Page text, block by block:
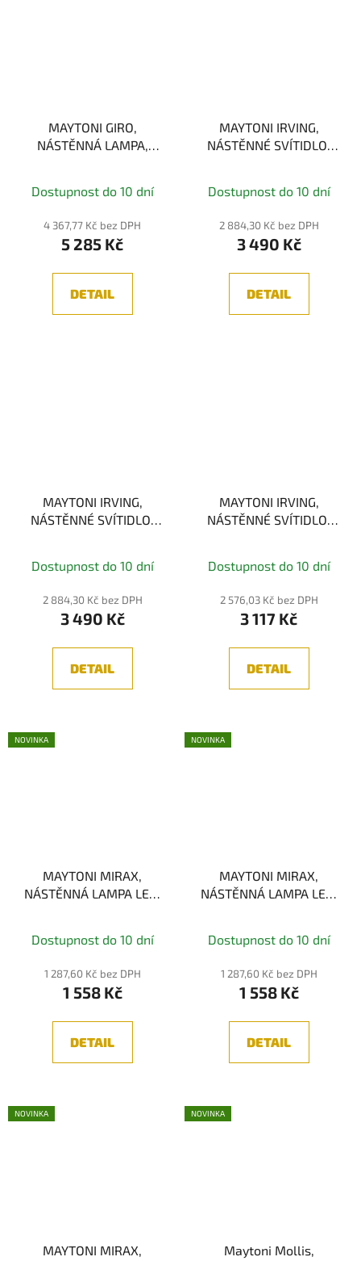
MAYTONI GIRO,
NÁSTĚNNÁ LAMPA,
Dostupnost do 10 dní
4 367,77 Kč bez DPH
5 285 Kč
DETAIL
MAYTONI IRVING,
NÁSTĚNNÉ SVÍTIDLO,
Dostupnost do 10 dní
2 884,30 Kč bez DPH
3 490 Kč
DETAIL
MAYTONI IRVING,
NÁSTĚNNÉ SVÍTIDLO,
Dostupnost do 10 dní
2 884,30 Kč bez DPH
3 490 Kč
DETAIL
MAYTONI IRVING,
NÁSTĚNNÉ SVÍTIDLO,
Dostupnost do 10 dní
2 576,03 Kč bez DPH
3 117 Kč
DETAIL
NOVINKA
MAYTONI MIRAX,
NÁSTĚNNÁ LAMPA LED,
Dostupnost do 10 dní
1 287,60 Kč bez DPH
1 558 Kč
DETAIL
NOVINKA
MAYTONI MIRAX,
NÁSTĚNNÁ LAMPA LED,
Dostupnost do 10 dní
1 287,60 Kč bez DPH
1 558 Kč
DETAIL
NOVINKA
MAYTONI MIRAX,
NOVINKA
Maytoni Mollis,